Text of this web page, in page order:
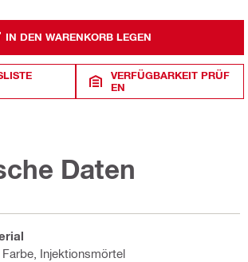
IN DEN WARENKORB LEGEN
VERFÜGBARKEIT PRÜF
EN
Daten
Farbe, Injektionsmörtel